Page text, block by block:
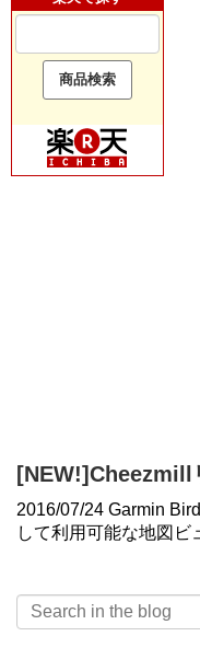
[NEW!]Cheezmill
2016/07/24 Garmin
して利用可能な地図ビ